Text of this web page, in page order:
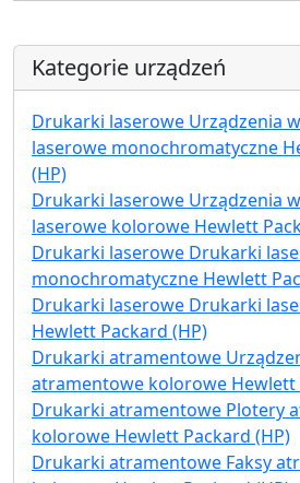
Kategorie urządzeń
Drukarki laserowe Urządzenia
laserowe monochromatyczne
(HP)
Drukarki laserowe Urządzenia
laserowe kolorowe Hewlett
Drukarki laserowe Drukarki
monochromatyczne Hewlett
Drukarki laserowe Drukarki
Hewlett Packard (HP)
Drukarki atramentowe
atramentowe kolorowe Hewlett
Drukarki atramentowe Plotery
kolorowe Hewlett Packard (HP)
Drukarki atramentowe Faksy